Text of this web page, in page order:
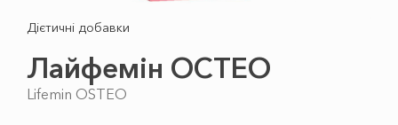
Дієтичні добавки
Лайфемін ОСТЕО
Lifemin OSTEO